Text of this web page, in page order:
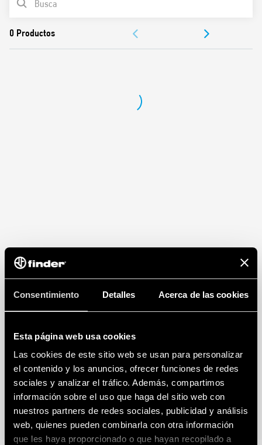
Consentimiento Detalles Acerca de las cookies
Esta página web usa cookies
Las cookies de este sitio web se usan para personalizar
el contenido y los anuncios, ofrecer funciones de redes
sociales y analizar el tráfico. Además, compartimos
información sobre el uso que haga del sitio web con
nuestros partners de redes sociales, publicidad y análisis
web, quienes pueden combinarla con otra información
que les haya proporcionado o que hayan recopilado a
Categoría de protección IP 20
Temperatura ambiente °C –40…+70
APROBACIONES